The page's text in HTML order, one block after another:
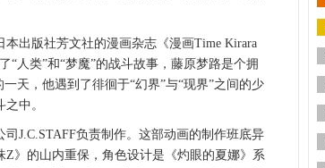
出版社芳文社的漫画杂志《漫画Time Kirara
“人类”和“梦魔”的战斗故事，藤原梦路是个拥
天，他遇到了徘徊于“幻界”与“现界”之间的少
中。
负责制作。这部动画的制作班底异
》的山内重保，角色设计是《灼眼的夏娜》系